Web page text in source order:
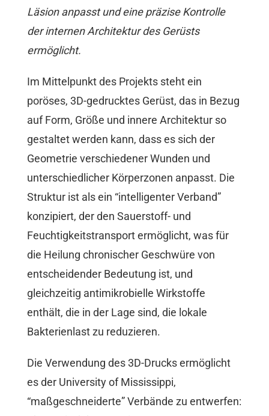
Läsion anpasst und eine präzise Kontrolle
der internen Architektur des Gerüsts
ermöglicht.
Im Mittelpunkt des Projekts steht ein
poröses, 3D-gedrucktes Gerüst, das in Bezug
auf Form, Größe und innere Architektur so
gestaltet werden kann, dass es sich der
Geometrie verschiedener Wunden und
unterschiedlicher Körperzonen anpasst. Die
Struktur ist als ein “intelligenter Verband”
konzipiert, der den Sauerstoff- und
Feuchtigkeitstransport ermöglicht, was für
die Heilung chronischer Geschwüre von
entscheidender Bedeutung ist, und
gleichzeitig antimikrobielle Wirkstoffe
enthält, die in der Lage sind, die lokale
Bakterienlast zu reduzieren.
Die Verwendung des 3D-Drucks ermöglicht
es der University of Mississippi,
“maßgeschneiderte” Verbände zu entwerfen: